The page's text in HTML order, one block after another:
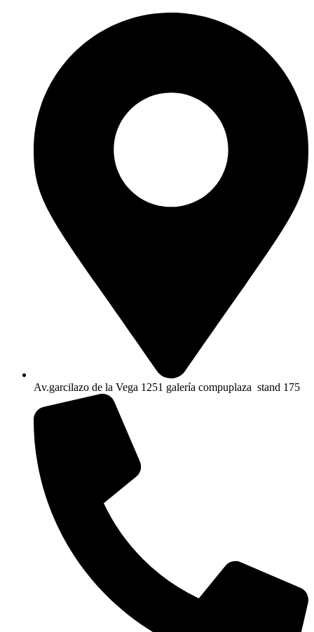
Av.garcilazo de la Vega 1251 galería compuplaza stand 175